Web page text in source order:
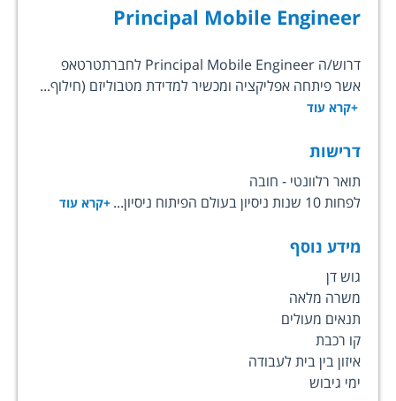
Principal Mobile Engineer
דרוש/ה Principal Mobile Engineer לחברתטרטאפ
אשר פיתחה אפליקציה ומכשיר למדידת מטבוליזם (חילוף...
+קרא עוד
דרישות
תואר רלוונטי - חובה
לפחות 10 שנות ניסיון בעולם הפיתוח ניסיון...
+קרא עוד
מידע נוסף
גוש דן
משרה מלאה
תנאים מעולים
קו רכבת
איזון בין בית לעבודה
ימי גיבוש